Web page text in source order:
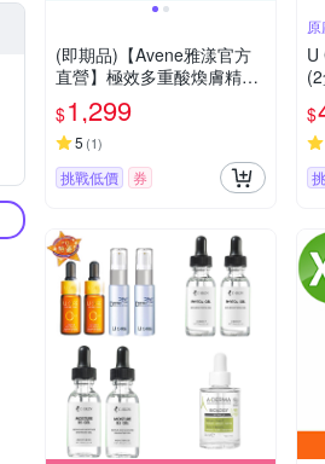
(即期品)【Avene雅漾官方
直營】極效多重酸煥膚精萃
30ml-效期至2027/1/1
$1,299
5 (1)
挑戰低價 券
U
$